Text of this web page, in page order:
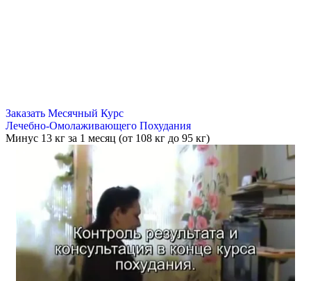
Заказать Месячный Курс
Лечебно-Омолаживающего Похудания
Минус 13 кг за 1 месяц (от 108 кг до 95 кг)